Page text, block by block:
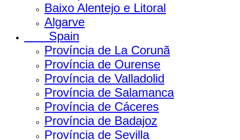
Baixo Alentejo e Litoral
Algarve
Spain
Província de La Corunã
Província de Ourense
Província de Valladolid
Província de Salamanca
Província de Cáceres
Província de Badajoz
Província de Sevilla